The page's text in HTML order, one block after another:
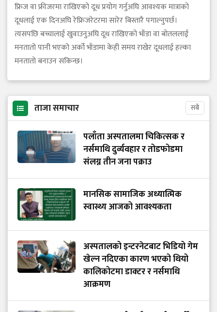
फ्रिज वा फ्रीजरमा राखिएको दूध प्रयोग गर्नुअघि आवश्यक मात्राको
दूधलाई एक दिनअघि रेफ्रिजरेटरमा सारेर बिस्तारै पगाल्नुपर्छ।
त्यसपछि बच्चालाई खुवाउनुअघि दूध राखिएको भाँडा वा बोतललाई
मनतातो पानी भएको अर्को भाँडामा केही समय राखेर दूधलाई हल्का
मनतातो बनाउन सकिन्छ।
ताजा समाचार सबै
पलाँता अस्पतालमा चिकित्सक र
नर्समाथि दुर्व्यवहार र तोडफोडमा
संलग्न तीन जना पक्राउ
मानसिक सामाजिक अध्यात्मिक
स्वास्थ्य आजको आवश्यकता
अस्पतालको इन्टरनेटबाट भिडियो गेम
खेल्न नदिएका कारण भएको थियो
कालिकोटमा डाक्टर र नर्समाथि
आक्रमण